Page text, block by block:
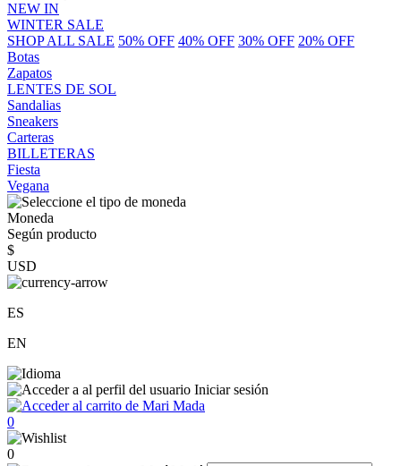
NEW IN
WINTER SALE
SHOP ALL SALE 50% OFF 40% OFF 30% OFF 20% OFF
Botas
Zapatos
LENTES DE SOL
Sandalias
Sneakers
Carteras
BILLETERAS
Fiesta
Vegana
Moneda
Según producto
$
USD
ES
EN
Iniciar sesión
0
0